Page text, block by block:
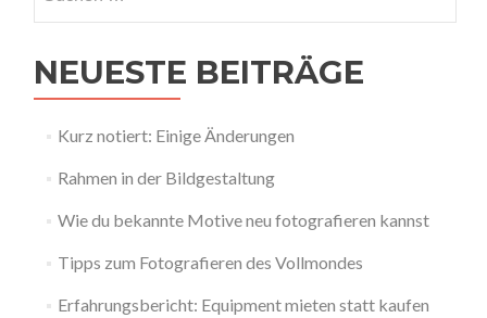
nach:
NEUESTE BEITRÄGE
Kurz notiert: Einige Änderungen
Rahmen in der Bildgestaltung
Wie du bekannte Motive neu fotografieren kannst
Tipps zum Fotografieren des Vollmondes
Erfahrungsbericht: Equipment mieten statt kaufen